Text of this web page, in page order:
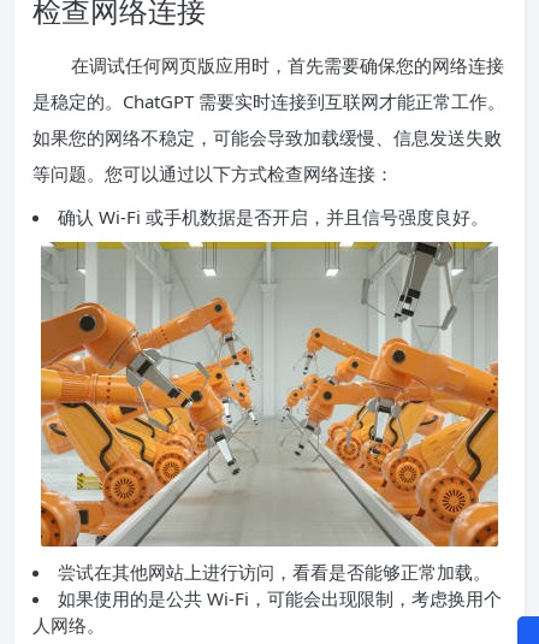
检查网络连接
在调试任何网页版应用时，首先需要确保您的网络连接
是稳定的。ChatGPT 需要实时连接到互联网才能正常工作。
如果您的网络不稳定，可能会导致加载缓慢、信息发送失败
等问题。您可以通过以下方式检查网络连接：
确认 Wi-Fi 或手机数据是否开启，并且信号强度良好。
尝试在其他网站上进行访问，看看是否能够正常加载。
如果使用的是公共 Wi-Fi，可能会出现限制，考虑换用个
人网络。